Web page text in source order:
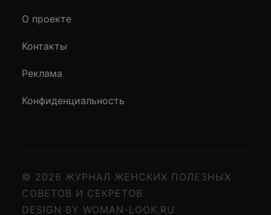
О проекте
Контакты
Реклама
Конфиденциальность
© 2026 ЖУРНАЛ ЖЕНСКИХ ПОЛЕЗНЫХ
СОВЕТОВ И СЕКРЕТОВ
DESIGN BY WOMAN-LOOK.RU